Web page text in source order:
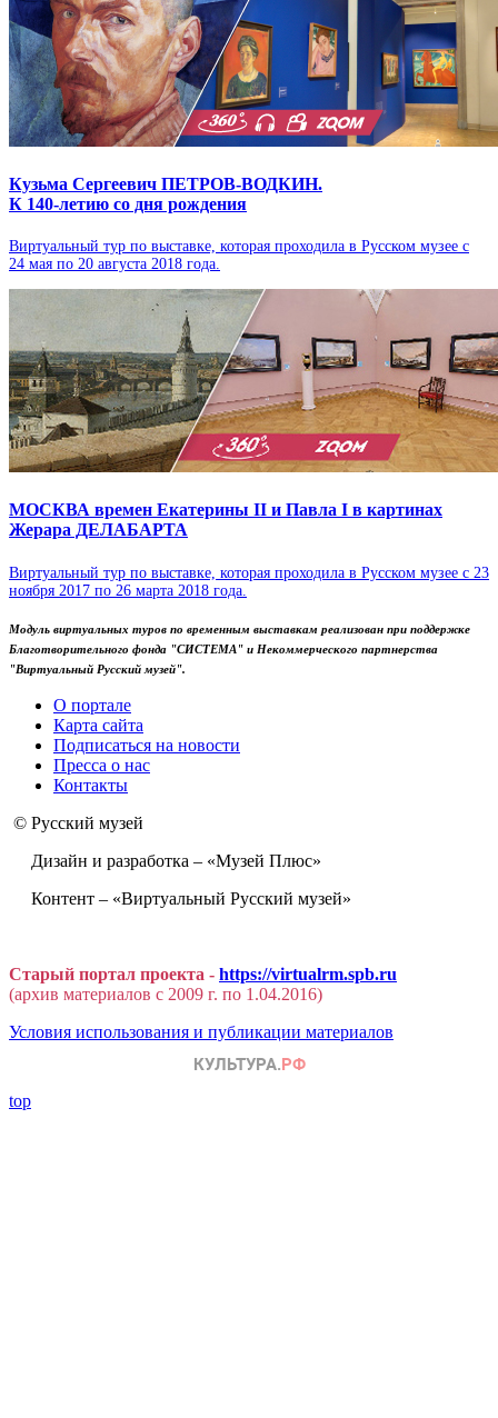
Кузьма Сергеевич ПЕТРОВ-ВОДКИН.
К 140‑летию со дня рождения
Виртуальный тур по выставке, которая проходила в Русском музее с
24 мая по 20 августа 2018 года.
МОСКВА времен Екатерины II и Павла I в картинах
Жерара ДЕЛАБАРТА
Виртуальный тур по выставке, которая проходила в Русском музее с 23
ноября 2017 по 26 марта 2018 года.
Модуль виртуальных туров по временным выставкам реализован при поддержке
Благотворительного фонда "СИСТЕМА" и Некоммерческого партнерства
"Виртуальный Русский музей".
О портале
Карта сайта
Подписаться на новости
Пресса о нас
Контакты
© Русский музей
Дизайн и разработка – «Музей Плюс»
Контент – «Виртуальный Русский музей»
Старый портал проекта - https://virtualrm.spb.ru
(архив материалов с 2009 г. по 1.04.2016)
Условия использования и публикации материалов
top